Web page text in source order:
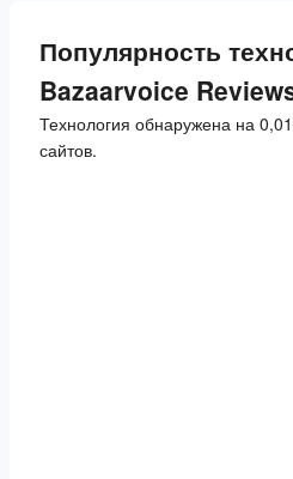
Популярность
Bazaarvoice
Технология обнаружена на
сайтов.